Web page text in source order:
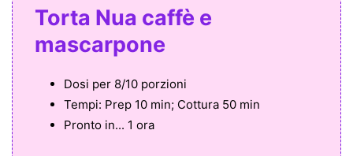
Torta Nua caffè e
mascarpone
Dosi per 8/10 porzioni
Tempi: Prep 10 min; Cottura 50 min
Pronto in... 1 ora